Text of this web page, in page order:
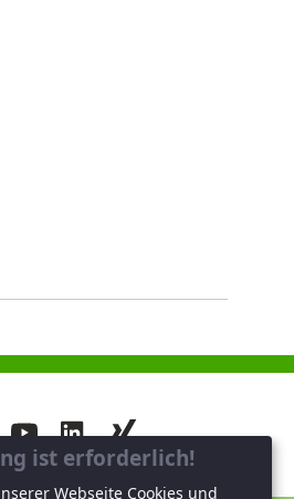
ist erforderlich!
Webseite Cookies und